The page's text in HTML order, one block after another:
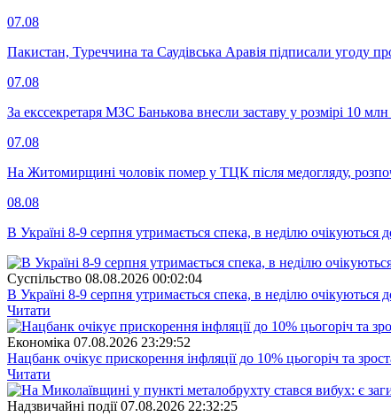
07.08
Пакистан, Туреччина та Саудівська Аравія підписали угоду
07.08
За екссекретаря МЗС Банькова внесли заставу у розмірі 10 млн
07.08
На Житомирщині чоловік помер у ТЦК після медогляду,
08.08
В Україні 8-9 серпня утримається спека, в неділю очікуються
Суспiльство 08.08.2026 00:02:04
В Україні 8-9 серпня утримається спека, в неділю очікуються
Читати
Економіка 07.08.2026 23:29:52
Нацбанк очікує прискорення інфляції до 10% цьогоріч та
Читати
Надзвичайні події 07.08.2026 22:32:25